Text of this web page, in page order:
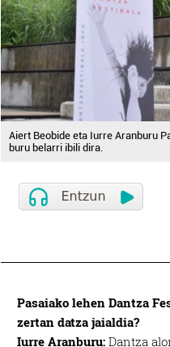
Aiert Beobide eta Iurre Aranburu
buru belarri ibili dira.
Pasaiako lehen Dantza
zertan datza jaialdia?
Iurre Aranburu: Dantza